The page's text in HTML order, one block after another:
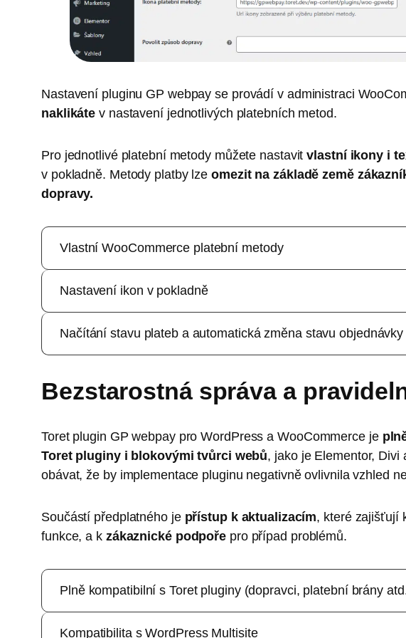
Nastavení pluginu GP webpay se provádí v administraci
naklikáte v nastavení jednotlivých platebních metod.
Pro jednotlivé platební metody můžete nastavitvlastní ikony i
v pokladně. Metody platby lze omezit na základě země
dopravy.
Vlastní WooCommerce platební metody
Součástí pluginu GP webpay jsou vlastní WooCommerce platební
metody, nebo vybrat země a způsoby dopravy, pro které bude platební
Nastavení ikon v pokladně
Pro každou metodu platby lze nahrát vlastní ikonu, která se zobrazí
ikony pluginu.
Načítání stavu plateb a automatická změna stavu objednávky
Plugin obsahuje funkci načítání stavu plateb prostřednictvím cronu,
a spolehlivou kontrolu. Na základě stavu plateb je možné
Bezstarostná správa a
Toret plugin GP webpay pro WordPress a WooCommerce je
Toret pluginy i blokovými tvůrci webů, jako je Elementor, Divi
obávat, že by implementace pluginu negativně ovlivnila vzhled
Součástí předplatného je přístup k aktualizacím, které zajišťují
funkce, a k zákaznické podpoře pro případ problémů.
Plně kompatibilní s Toret pluginy (dopravci, platební brány
Kompatibilita s WordPress Multisite